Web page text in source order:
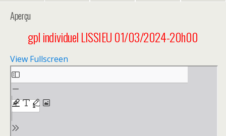
Aperçu
gpl individuel LISSIEU 01/03/2024-20h00
View Fullscreen